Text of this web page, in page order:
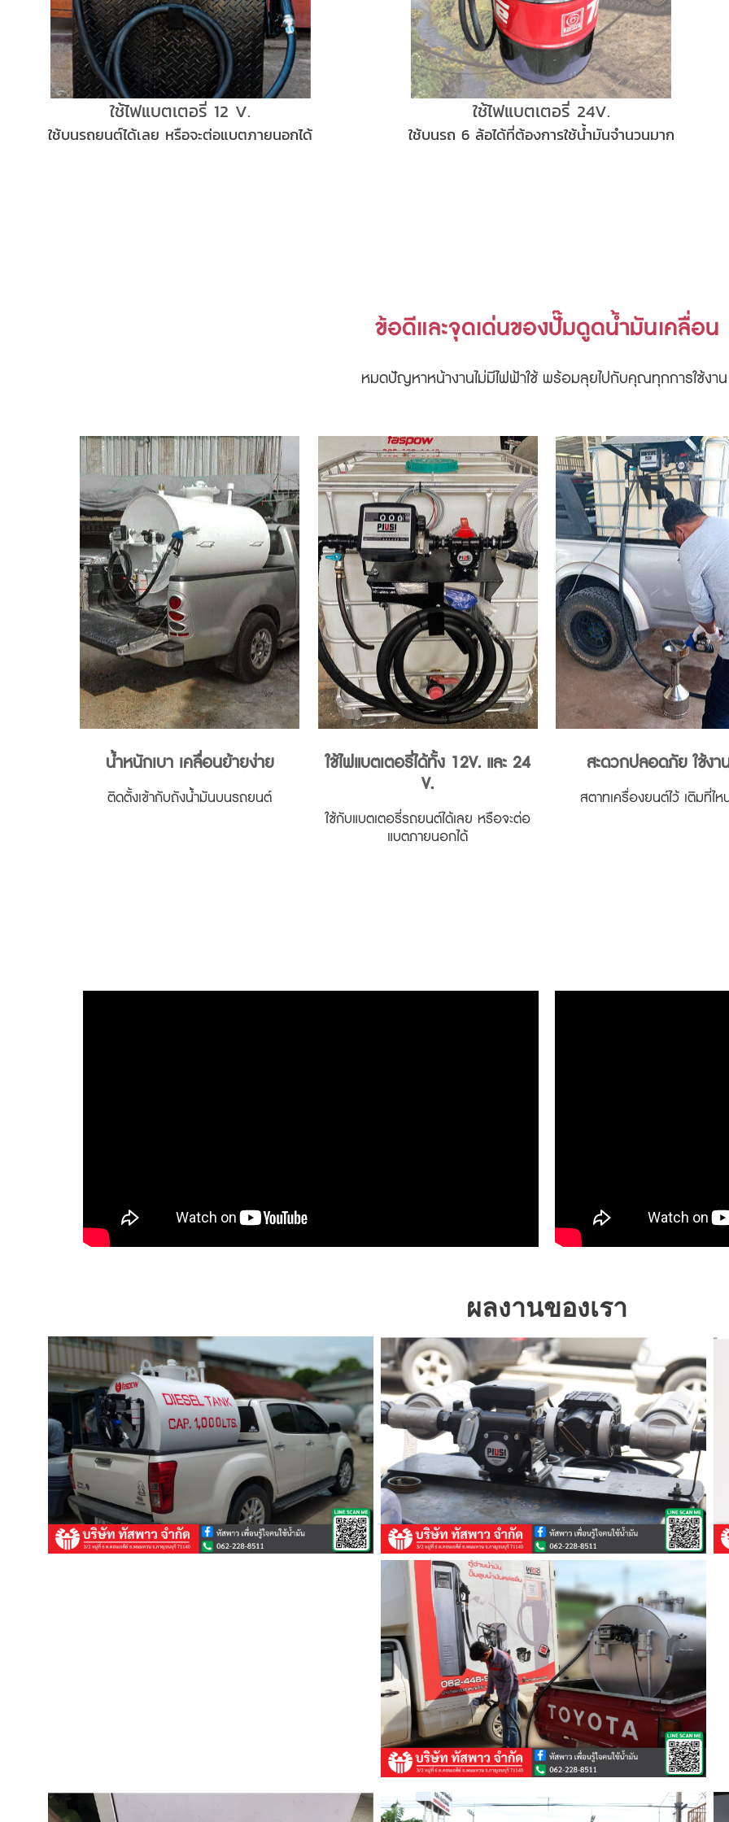
ใช้ไฟแบตเตอรี่ 12 V.
ใช้บนรถยนต์ได้เลย หรือจะต่อแบตภายนอกได้
ใช้ไฟแบตเตอรี่ 24V.
ใช้บนรถ 6 ล้อได้ที่ต้องการใช้น้ำมันจำนวนมาก
ข้อดีและจุดเด่นของปั๊มดูดน้ำมันเคลื่อน
หมดปัญหาหน้างานไม่มีไฟฟ้าใช้ พร้อมลุยไปกับคุณทุกการใช้งา
น้ำหนักเบา เคลื่อนย้ายง่าย
ติดตั้งเข้ากับถังน้้ำมันบนรถยนต์
ใช้ไฟแบตเตอรี่ได้ทั้ง 12V. และ 24
V.
ใช้กับแบตเตอรี่รถยนต์ได้เลย หรือจะต่อ
แบตภายนอกได้
สะดวกปลอดภัย ใช้งา
สตาทเครื่องยนต์ไว้ เติมที่ไห
ผลงานของเรา